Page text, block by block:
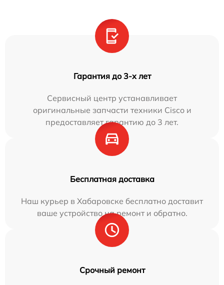
Гарантия до 3-х лет
Сервисный центр устанавливает
оригинальные запчасти техники Cisco и
предоставляет гарантию до 3 лет.
Бесплатная доставка
Наш курьер в Хабаровске бесплатно доставит
ваше устройство на ремонт и обратно.
Срочный ремонт